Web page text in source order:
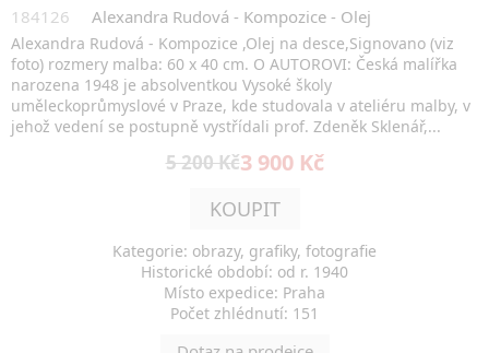
184126 Alexandra Rudová - Kompozice - Olej
Alexandra Rudová - Kompozice ,Olej na desce,Signovano (viz
foto) rozmery malba: 60 x 40 cm. O AUTOROVI: Česká malířka
narozena 1948 je absolventkou Vysoké školy
uměleckoprůmyslové v Praze, kde studovala v ateliéru malby, v
jehož vedení se postupně vystřídali prof. Zdeněk Sklenář,...
5 200 Kč3 900 Kč
KOUPIT
Kategorie: obrazy, grafiky, fotografie
Historické období: od r. 1940
Místo expedice: Praha
Počet zhlédnutí: 151